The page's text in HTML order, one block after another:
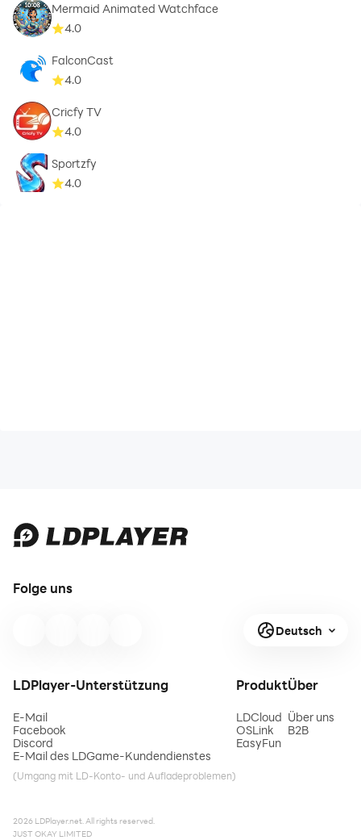
Mermaid Animated Watchface
4.0
FalconCast
4.0
Cricfy TV
4.0
Sportzfy
4.0
Folge uns
Deutsch
LDPlayer-Unterstützung
E-Mail
Facebook
Discord
E-Mail des LDGame-Kundendienstes
(Umgang mit LD-Konto- und Aufladeproblemen)
Produkt
LDCloud
OSLink
EasyFun
Über
Über uns
B2B
2026 LDPlayer.net. All rights reserved.
JUST OKAY LIMITED